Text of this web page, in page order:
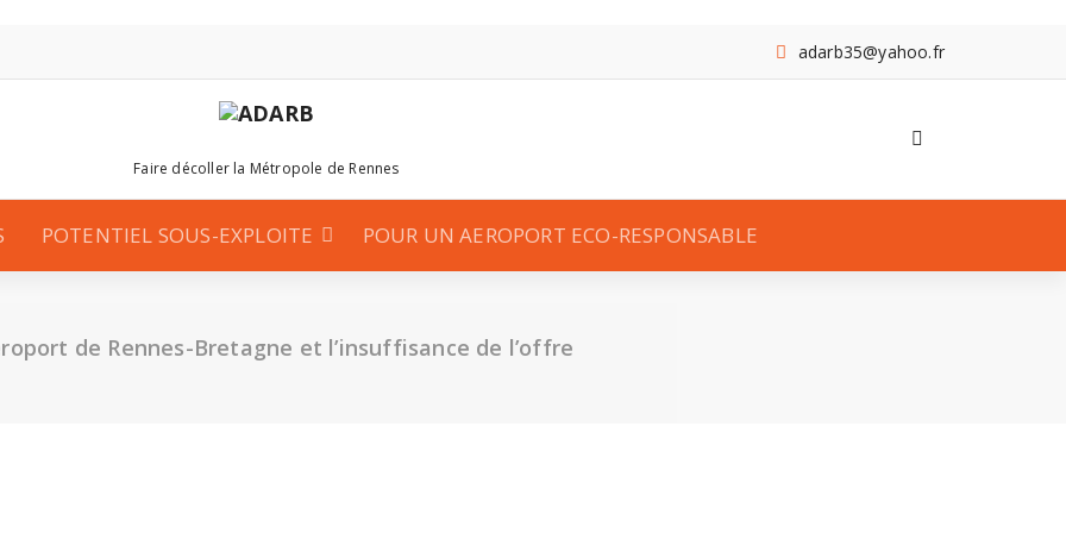
adarb35@yahoo.fr
Faire décoller la Métropole de Rennes
POTENTIEL SOUS-EXPLOITE POUR UN AEROPORT ECO-RESPONSABLE
de Rennes-Bretagne et l’insuffisance de l’offre